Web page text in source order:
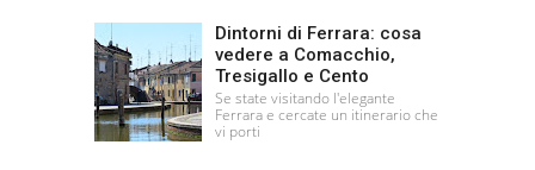
Dintorni di Ferrara: cosa
vedere a Comacchio,
Tresigallo e Cento
Se state visitando l'elegante
Ferrara e cercate un itinerario che
vi porti